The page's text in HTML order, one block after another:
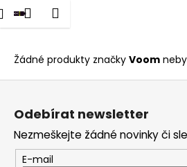
Přejít
na
Přihlášení
Nákupní
Voom
Žádné produkty značky Voom
K
o
k C
p
o
t
Odebírat newsletter
Nezmeškejte žádné novinky či
E-mail